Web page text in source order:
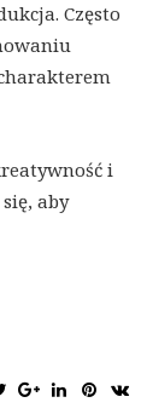
Często
i
aby